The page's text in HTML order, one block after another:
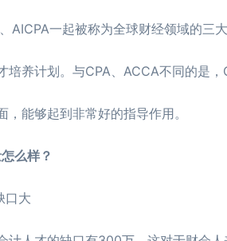
一起被称为全球财经领域的三
培养计划。与CPA、ACCA不同的是
，能够起到非常好的指导作用。
么样？
大